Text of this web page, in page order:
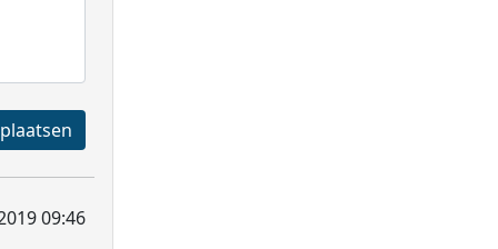
Registreren en plaatsen
09:46